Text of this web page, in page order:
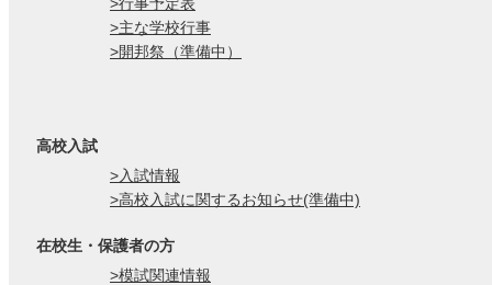
>主な学校行事
>開邦祭（準備中）
高校入試
>入試情報
>高校入試に関するお知らせ(準備中)
在校生・保護者の方
>模試関連情報